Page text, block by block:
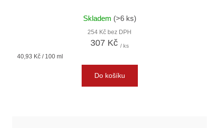
Skladem (>6 ks)
254 Kč bez DPH
307 Kč / ks
Měrná
40,93 Kč / 100 ml
Do košíku